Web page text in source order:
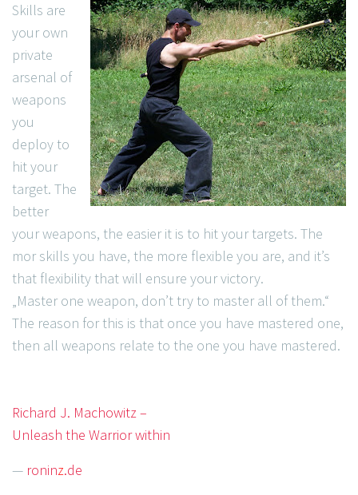
Skills are
your own
private
arsenal of
weapons
you
deploy to
hit your
target. The
better
your weapons, the easier it is to hit your targets. The
mor skills you have, the more flexible you are, and it’s
that flexibility that will ensure your victory.
„Master one weapon, don’t try to master all of them.“
The reason for this is that once you have mastered one,
then all weapons relate to the one you have mastered.
Richard J. Machowitz –
Unleash the Warrior within
— roninz.de